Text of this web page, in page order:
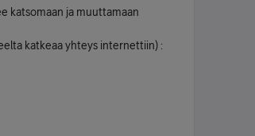
katsomaan ja muuttamaan
katkeaa yhteys internettiin) :